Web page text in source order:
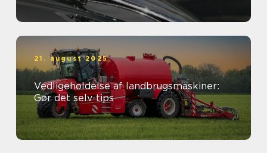
21. august 2025
Vedligeholdelse af landbrugsmaskiner:
Gør det selv-tips